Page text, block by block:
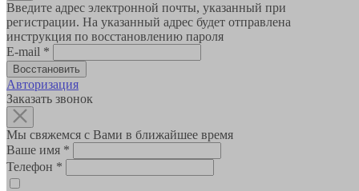
Введите адрес электронной почты, указанный при
регистрации. На указанный адрес будет отправлена
инструкция по восстановлению пароля
E-mail *
Авторизация
Заказать звонок
Мы свяжемся с Вами в ближайшее время
Ваше имя *
Телефон *